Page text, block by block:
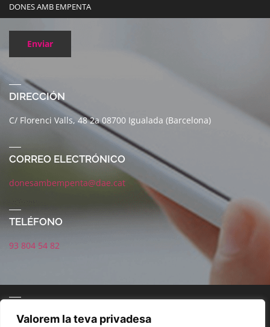
Valorem la teva privadesa
DONES AMB EMPENTA
Enviar
DIRECCIÓN
C/ Florenci Valls, 48 2a 08700 Igualada (Barcelona)
CORREO ELECTRÓNICO
donesambempenta@dae.cat
TELÉFONO
93 804 54 82